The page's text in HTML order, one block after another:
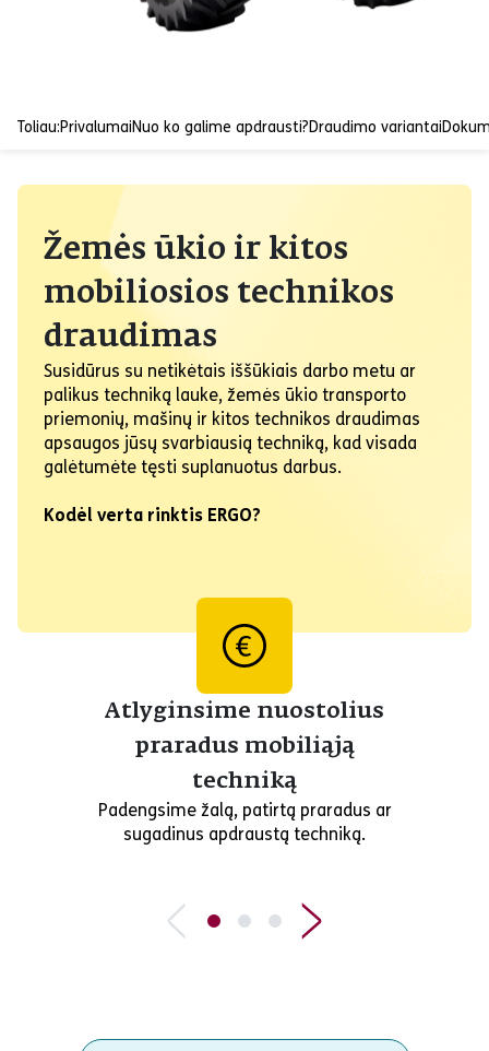
Toliau:PrivalumaiNuo ko galime apdrausti?Draudimo variantai
Žemės ūkio ir kitos
mobiliosios technikos
draudimas
Susidūrus su netikėtais iššūkiais darbo metu ar
palikus techniką lauke, žemės ūkio transporto
priemonių, mašinų ir kitos technikos draudimas
apsaugos jūsų svarbiausią techniką, kad visada
galėtumėte tęsti suplanuotus darbus.
Kodėl verta rinktis ERGO?
Atlyginsime nuostolius
praradus mobiliąją
techniką
Padengsime žalą, patirtą praradus ar
sugadinus apdraustą techniką.